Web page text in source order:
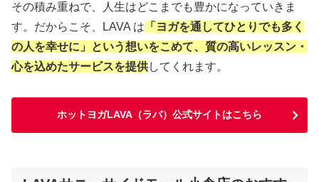
その積み重ねで、人生はどこまでも豊かになっていきま
す。だからこそ、LAVA は 「ヨガを通してひとりでも多く
の人を幸せに」という想いをこめて、質の高いレッスン・
心を込めたサービスを提供してくれます。
ホットヨガLAVA（ラバ）公式サイトはこちら